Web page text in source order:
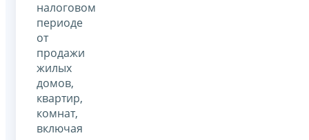
налоговом
периоде
от
продажи
жилых
домов,
квартир,
комнат,
включая